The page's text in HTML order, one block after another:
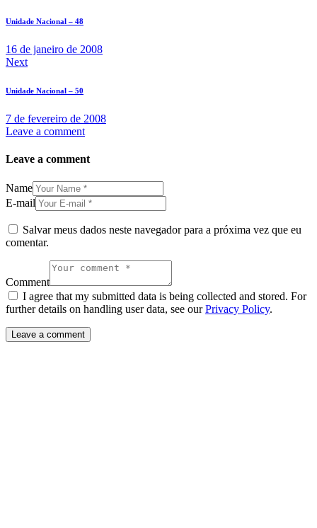
Unidade Nacional – 48
16 de janeiro de 2008
Next
Unidade Nacional – 50
7 de fevereiro de 2008
Leave a comment
Leave a comment
Name
E-mail
Salvar meus dados neste navegador para a próxima vez que eu
comentar.
Comment
I agree that my submitted data is being collected and stored. For
further details on handling user data, see ourPrivacy Policy.